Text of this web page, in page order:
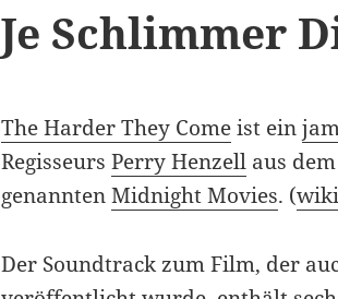
Je Schlimmer
The Harder They Comeist ein
RegisseursPerry Henzell aus
genanntenMidnight Movies. (
Der Soundtrack zum Film, der